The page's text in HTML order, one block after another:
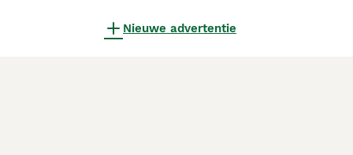
Nieuwe advertentie